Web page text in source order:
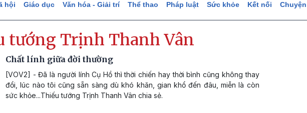
hội Giáo dục Văn hóa - Giải trí Thể thao Pháp luật Sức khỏe Kết nối
tướng Trịnh Thanh Vân
Chất lính giữa đời thường
[VOV2] - Đã là người lính Cụ Hồ thì thời chiến hay thời bình cũng không thay
đổi, lúc nào tôi cũng sẵn sàng dù khó khăn, gian khổ đến đâu, miễn là còn
sức khỏe...Thiếu tướng Trịnh Thanh Vân chia sẻ.